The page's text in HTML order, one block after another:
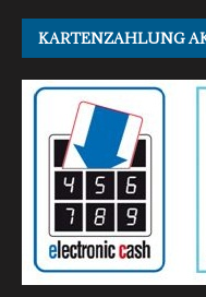
KARTENZAHLUNG